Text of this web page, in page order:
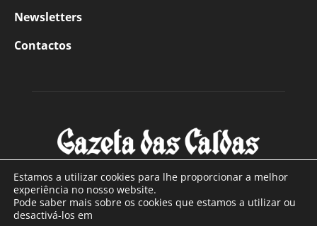
Newsletters
Contactos
SOBRE NÓS
Estamos a utilizar cookies para lhe proporcionar a melhor
experiência no nosso website.
Pode saber mais sobre os cookies que estamos a utilizar ou
desactivá-los em